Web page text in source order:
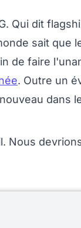
Qui dit
sait que
de faire
. Outre un
dans
Nous